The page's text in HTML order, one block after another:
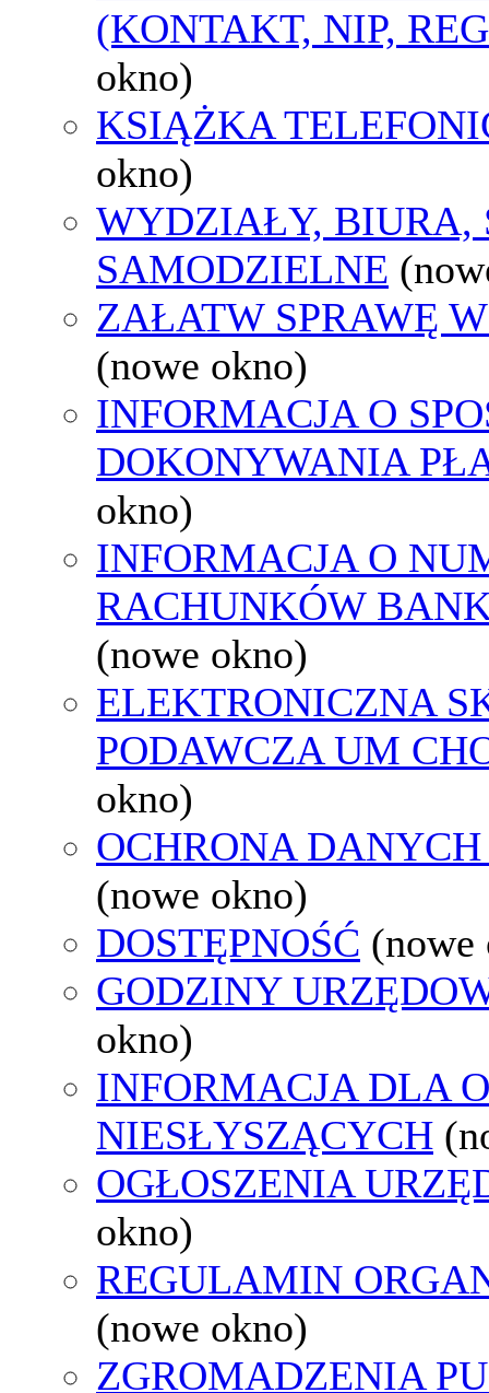
(KONTAKT, NIP,
okno)
KSIĄŻKA
okno)
WYDZIAŁY, BIURA,
SAMODZIELNE
ZAŁATW SPRAWĘ
(nowe okno)
INFORMACJA O
DOKONYWANIA
okno)
INFORMACJA O
RACHUNKÓW
(nowe okno)
ELEKTRONICZNA
PODAWCZA UM
okno)
OCHRONA
(nowe okno)
DOSTĘPNOŚĆ (nowe
GODZINY
okno)
INFORMACJA DLA
NIESŁYSZĄCYCH
OGŁOSZENIA
okno)
REGULAMIN
(nowe okno)
ZGROMADZENIA